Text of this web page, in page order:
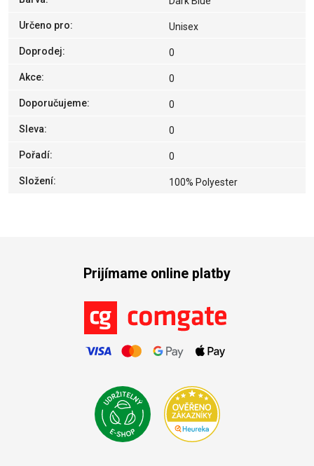
Určeno pro: Unisex
Doprodej: 0
Akce: 0
Doporučujeme: 0
Sleva: 0
Pořadí: 0
Složení: 100% Polyester
Prijímame online platby